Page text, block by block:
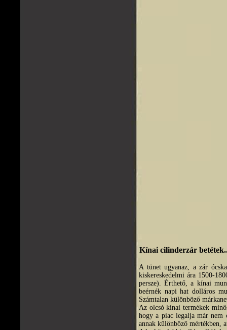
Kínai cilinderzár
A tünet ugyanaz, a zár
kiskereskedelmi ára 1500-
persze). Érthető, a kínai
beérnék napi hat dolláros
Számtalan különböző
Az olcsó kínai termékek
hogy a piac legalja már nem
annak különböző mértékben,